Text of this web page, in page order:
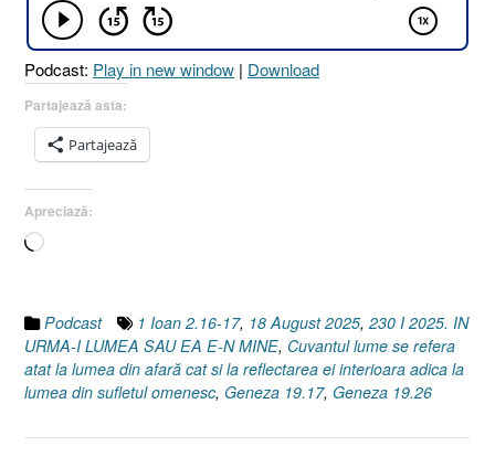
E-
N
I
Geneza
19.26]
18
2025”
Podcast: Play in new window | Download
Partajează asta:
Partajează
Apreciază:
Încarc...
Podcast 1 Ioan 2.16-17, 18 August 2025, 230 I 2025. IN
URMA-I LUMEA SAU EA E-N MINE, Cuvantul lume se refera
atat la lumea din afară cat si la reflectarea ei interioara adica la
lumea din sufletul omenesc, Geneza 19.17, Geneza 19.26